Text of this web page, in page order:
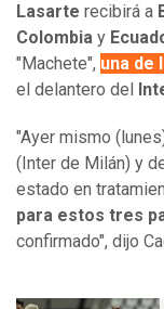
Lasarte recibirá a
Colombia y
"Machete", una de
el delantero del
"Ayer mismo
(Inter de Milán) y
estado en
para estos tres
confirmado", dijo